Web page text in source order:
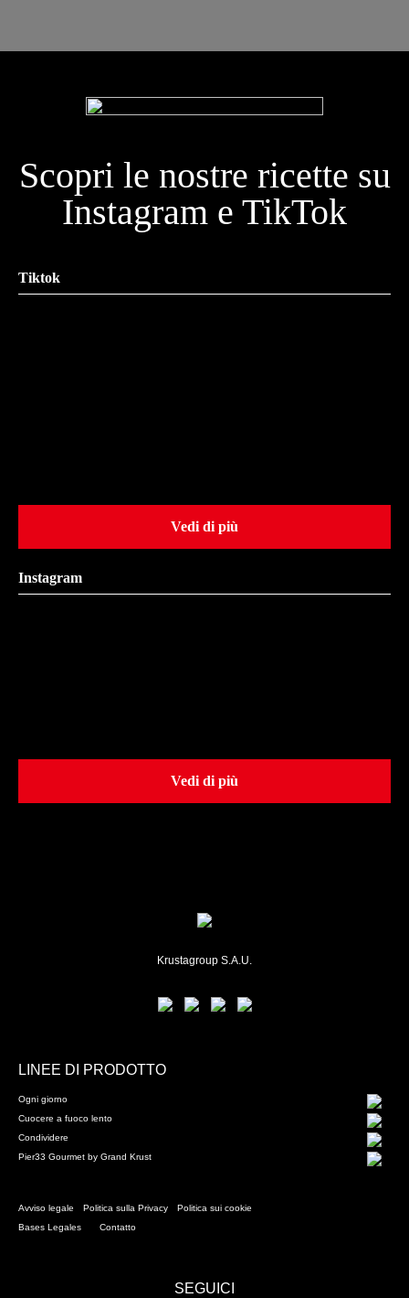
Scopri le nostre ricette su
Instagram e TikTok
Tiktok
Vedi di più
Instagram
Vedi di più
Krustagroup S.A.U.
LINEE DI PRODOTTO
Ogni giorno
Cuocere a fuoco lento
Condividere
Pier33 Gourmet by Grand Krust
Avviso legale Politica sulla Privacy
Politica sui cookie
Bases Legales
Contatto
SEGUICI